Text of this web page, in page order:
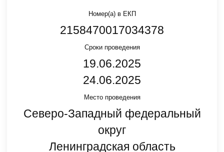
Номер(а) в ЕКП
2158470017034378
Сроки проведения
19.06.2025
24.06.2025
Место проведения
Северо-Западный федеральный
округ
Ленинградская область